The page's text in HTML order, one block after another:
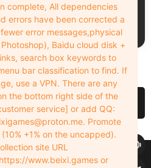
Susu
4天前
先登录
- All Rights Freedom！
complete, All dependencies
errors have been corrected a
error messages,physical
Baidu cloud disk +
search box keywords to
bar classification to find. If
use a VPN. There are any
the bottom right side of the
service] or add QQ:
. Promote
+1% on the uncapped).
site URL
www.beixi.games or